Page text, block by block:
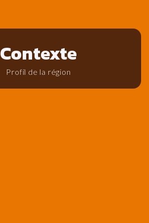
Contexte
Profil de la région